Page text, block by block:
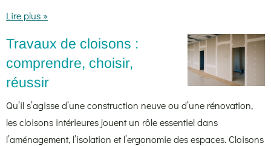
Lire plus »
Travaux de cloisons :
comprendre, choisir,
réussir
Qu’il s’agisse d’une construction neuve ou d’une rénovation,
les cloisons intérieures jouent un rôle essentiel dans
l’aménagement, l’isolation et l’ergonomie des espaces. Cloisons